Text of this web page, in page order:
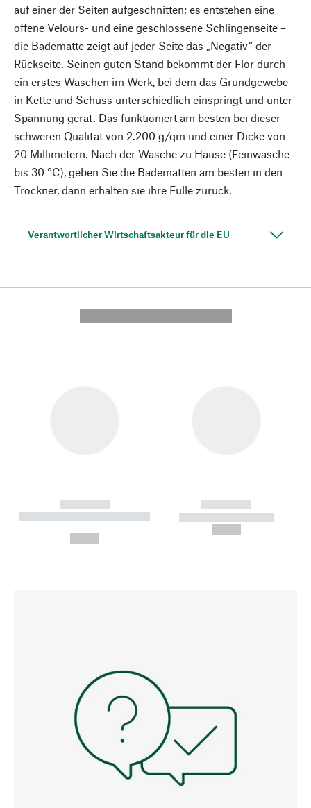
auf einer der Seiten aufgeschnitten; es entstehen eine
offene Velours- und eine geschlossene Schlingenseite –
die Badematte zeigt auf jeder Seite das „Negativ“ der
Rückseite. Seinen guten Stand bekommt der Flor durch
ein erstes Waschen im Werk, bei dem das Grundgewebe
in Kette und Schuss unterschiedlich einspringt und unter
Spannung gerät. Das funktioniert am besten bei dieser
schweren Qualität von 2.200 g/qm und einer Dicke von
20 Millimetern. Nach der Wäsche zu Hause (Feinwäsche
bis 30 °C), geben Sie die Badematten am besten in den
Trockner, dann erhalten sie ihre Fülle zurück.
Verantwortlicher Wirtschaftsakteur für die EU
------------
----------- ----------- --------
------------
----------- -----------